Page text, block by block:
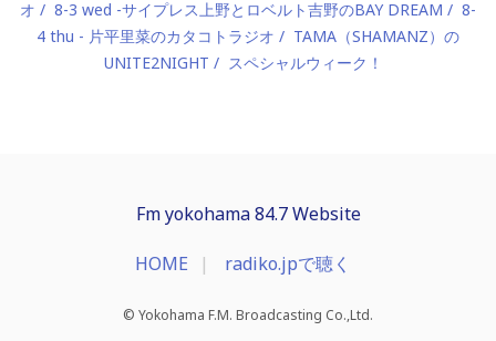
オ
8-3 wed -サイプレス上野とロベルト吉野のBAY DREAM
8-
4 thu - 片平里菜のカタコトラジオ
TAMA（SHAMANZ）の
UNITE2NIGHT
スペシャルウィーク！
Fm yokohama 84.7 Website
HOME radiko.jpで聴く
© Yokohama F.M. Broadcasting Co.,Ltd.